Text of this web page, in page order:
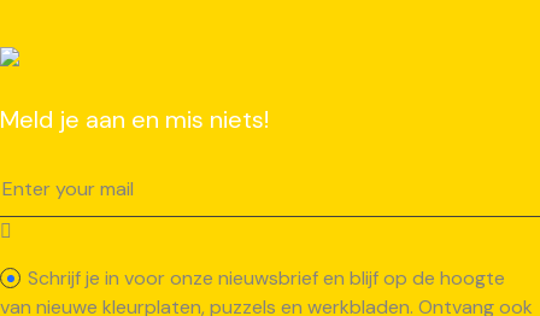
Meld je aan en mis niets!
Schrijf je in voor onze nieuwsbrief en blijf op de hoogte
van nieuwe kleurplaten, puzzels en werkbladen. Ontvang ook